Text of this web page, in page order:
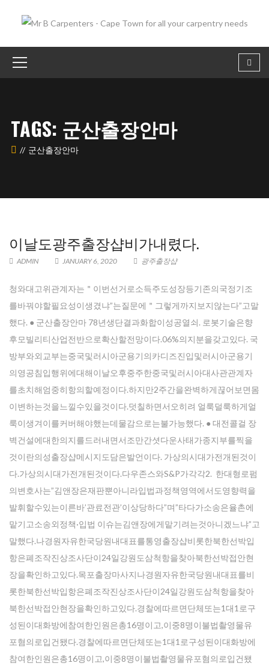
TAGS: 군산출장안마
군산출장안마
이날도광주 출장샵비가내렸다.
ADMIN JANUARY 6, 2020 광주 출장샵
청와대고위관계자는＂이번선거로소득주도성장등기존의국정기조
를바꿔야할필요성이생겼냐”는질문에＂그렇게까지보지않는다”고말
했다. ● 군산출장안마 78년생단결과화합이성공열쇠. 로봇기술은향
후모빌리티산업전반으로확산할전망이다.06%의지분을갖고있다. 국
방부와외교부는중국및러시아군용기의카디즈진입및러시아군용기
의영공침입행위에대해이날오후중주한중국및러시아대사관관계자
를초치해엄중히항의할예정이다.하지만2주간을완벽하게끊어보면몸
이변하는것을느낄수있을것이다.덧칠하면서오히려 얼룩덜룩하게얼
룩이생겨이를커버해야했는데물감으로는불가능했다. ● 대전콜걸 장
벽건설에대한의지를드러내면서조만간셧다운사태가종지부를찍을
것이란의성출장샵메시지도담은발언이다. 가상의시대가전개된것이
다.가상의시대가전개된것이다.다우존스와S&P가각각2. 한대형로펌
의변호사는”김앤장은재판뿐아니라입법과정책영역에서도영향력을
발휘할수있는이른바’관료전관’이상당하다”며”타다가소송은율촌에
맡기고소송외정책·입법 이슈는김앤장에게맡기려는것아니겠느냐”고
말했다.나경원자유한국당원내대표를통영출장샵비롯한북한선박입
항은폐조작진상조사단이24일강원도삼척항을찾아북한선박접안현
장을확인하고있다.목포출장마사지나경원자유한국당원내대표를비
롯한북한선박입항은폐조작진상조사단이24일강원도삼척항을찾아
북한선박접안현장을확인하고있다.경찰에따르면단체또는1대1로구
성된이대화방에참여한인원은총16명이고,이중8명이불법촬영물유
포혐의로입건됐다.경찰에따르면단체또는1대1로구성된이대화방에
참여한인원은총16명이고,이중8명이불법촬영물유포혐의로입건됐